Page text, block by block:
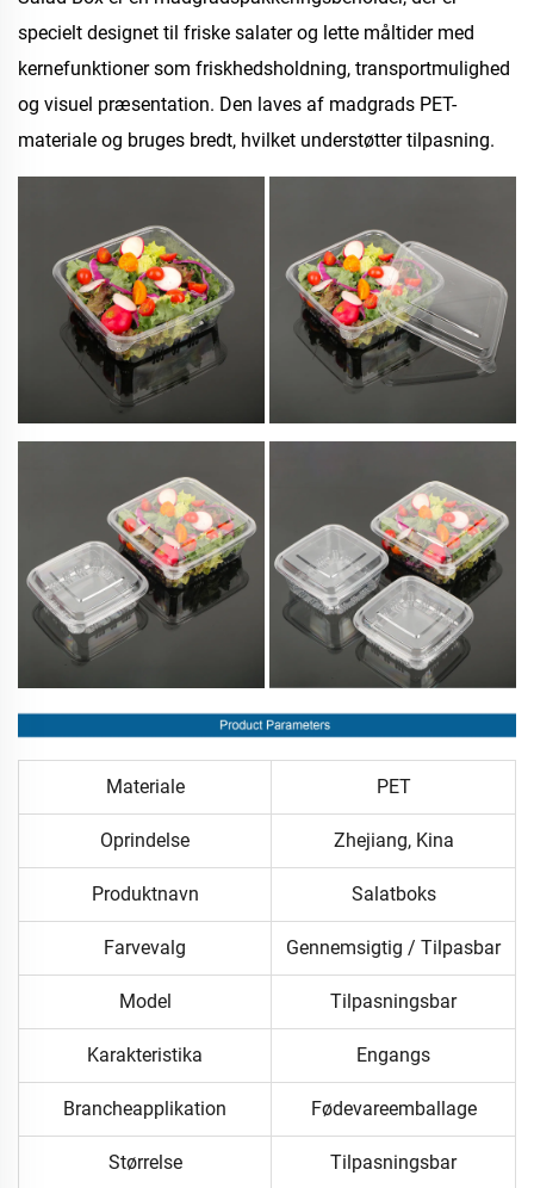
specielt designet til friske salater og lette måltider med
kernefunktioner som friskhedsholdning, transportmulighed
og visuel præsentation. Den laves af madgrads PET-
materiale og bruges bredt, hvilket understøtter tilpasning.
Materiale PET
Oprindelse Zhejiang, Kina
Produktnavn Salatboks
Farvevalg Gennemsigtig / Tilpasbar
Model Tilpasningsbar
Karakteristika Engangs
Brancheapplikation Fødevareemballage
Størrelse Tilpasningsbar